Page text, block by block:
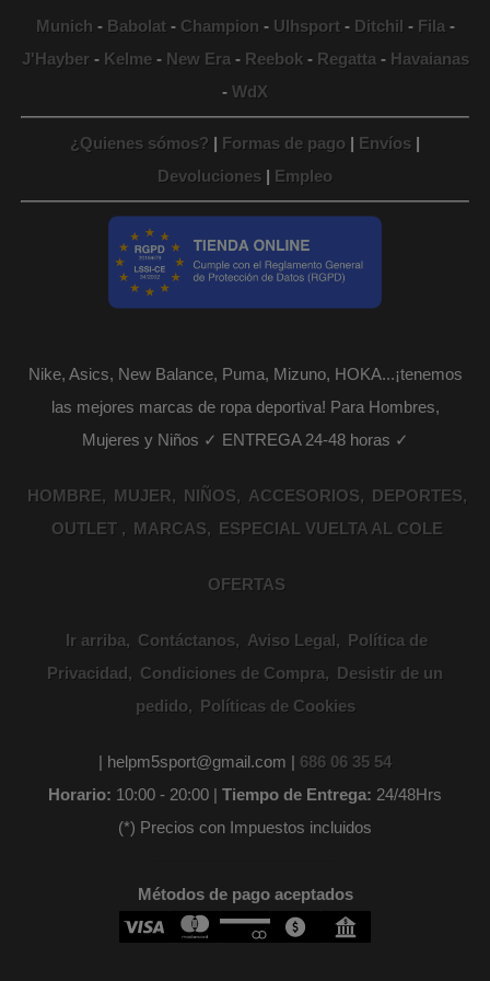
Munich - Babolat- Champion - Ulhsport- Ditchil - Fila -
J'Hayber- Kelme- New Era - Reebok- Regatta - Havaianas
- WdX
¿Quienes sómos? | Formas de pago | Envíos |
Devoluciones | Empleo
Nike, Asics, New Balance, Puma, Mizuno, HOKA...¡tenemos
las mejores marcas de ropa deportiva! Para Hombres,
Mujeres y Niños ✓ ENTREGA 24-48 horas ✓
HOMBRE MUJER NIÑOS ACCESORIOS
DEPORTES
OUTLET
MARCAS ESPECIAL VUELTA AL COLE
OFERTAS
Ir arriba Contáctanos Aviso Legal
Política de
Privacidad
Condiciones de Compra
Desistir de un
pedido
Políticas de Cookies
| helpm5sport@gmail.com | 686 06 35 54
Horario: 10:00 - 20:00 | Tiempo de Entrega: 24/48Hrs
(*) Precios con Impuestos incluidos
Métodos de pago aceptados